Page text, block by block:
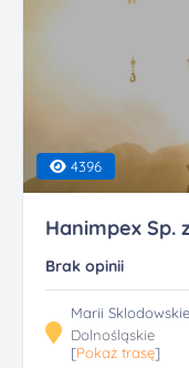
4396
Hanimpex Sp.
Brak opinii
Marii
Dolnośląskie
[Pokaż trasę]